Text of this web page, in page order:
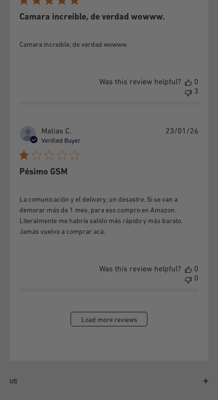
Camara increible, de verdad wowww.
Camara increible, de verdad wowww.
Was this review helpful?
0
3
Matias C.
Verified Buyer
Pésimo GSM
La comunicación y el delivery, un desastre. Si se van a
demorar más de 1 mes, para eso compro en Amazon.
Literalmente me habría salido más rápido y más barato.
Jamás vuelvo a comprar acá.
23/01/26
Was this review helpful?
0
0
Load more reviews
US